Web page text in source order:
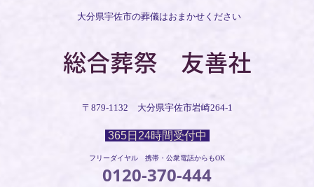
大分県宇佐市の葬儀はおまかせください
〒879-1132 大分県宇佐市岩崎264-1
365日24時間受付中
フリーダイヤル 携帯・公衆電話からもOK
0120-370-444